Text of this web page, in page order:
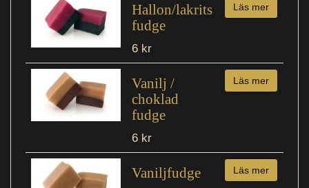
Hallon/lakrits
fudge
6 kr
Läs mer
Vanilj /
choklad
fudge
6 kr
Läs mer
Vaniljfudge Läs mer